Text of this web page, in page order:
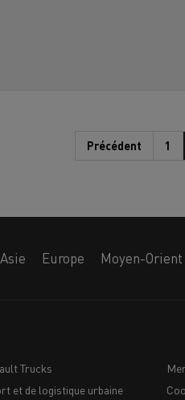
Précédent 1
Asie Europe Moyen-Orient
Trucks
et de logistique urbaine